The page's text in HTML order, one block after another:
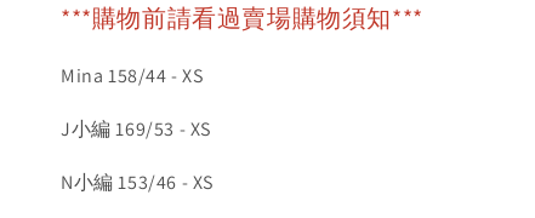
***購物前請看過賣場購物須知***
Mina 158/44 - XS
J小編 169/53 - XS
N小編 153/46 - XS